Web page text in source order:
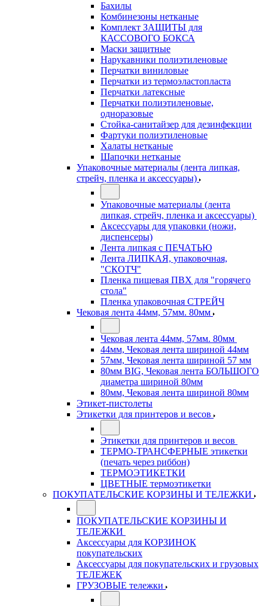
Бахилы
Комбинезоны нетканые
Комплект ЗАЩИТЫ для
КАССОВОГО БОКСА
Маски защитные
Нарукавники полиэтиленовые
Перчатки виниловые
Перчатки из термоэластопласта
Перчатки латексные
Перчатки полиэтиленовые,
одноразовые
Стойка-санитайзер для дезинфекции
Фартуки полиэтиленовые
Халаты нетканые
Шапочки нетканые
Упаковочные материалы (лента липкая,
стрейч, пленка и аксессуары)
Упаковочные материалы (лента
липкая, стрейч, пленка и аксессуары)
Аксессуары для упаковки (ножи,
диспенсеры)
Лента липкая с ПЕЧАТЬЮ
Лента ЛИПКАЯ, упаковочная,
"СКОТЧ"
Пленка пищевая ПВХ для "горячего
стола"
Пленка упаковочная СТРЕЙЧ
Чековая лента 44мм, 57мм. 80мм
Чековая лента 44мм, 57мм. 80мм
44мм, Чековая лента шириной 44мм
57мм, Чековая лента шириной 57 мм
80мм BIG, Чековая лента БОЛЬШОГО
диаметра шириной 80мм
80мм, Чековая лента шириной 80мм
Этикет-пистолеты
Этикетки для принтеров и весов
Этикетки для принтеров и весов
ТЕРМО-ТРАНСФЕРНЫЕ этикетки
(печать через риббон)
ТЕРМОЭТИКЕТКИ
ЦВЕТНЫЕ термоэтикетки
ПОКУПАТЕЛЬСКИЕ КОРЗИНЫ И ТЕЛЕЖКИ
ПОКУПАТЕЛЬСКИЕ КОРЗИНЫ И
ТЕЛЕЖКИ
Аксессуары для КОРЗИНОК
покупательских
Аксессуары для покупательских и грузовых
ТЕЛЕЖЕК
ГРУЗОВЫЕ тележки